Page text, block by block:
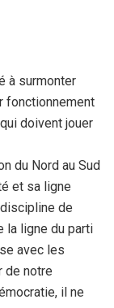
à surmonter
fonctionnement
doivent jouer
du Nord au Sud
et sa ligne
de
la ligne du parti
avec les
de notre
il ne